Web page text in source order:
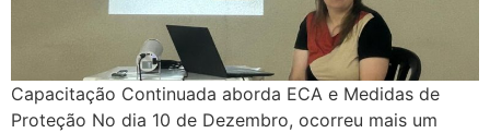
Capacitação Continuada aborda ECA e Medidas de
Proteção No dia 10 de Dezembro, ocorreu mais um